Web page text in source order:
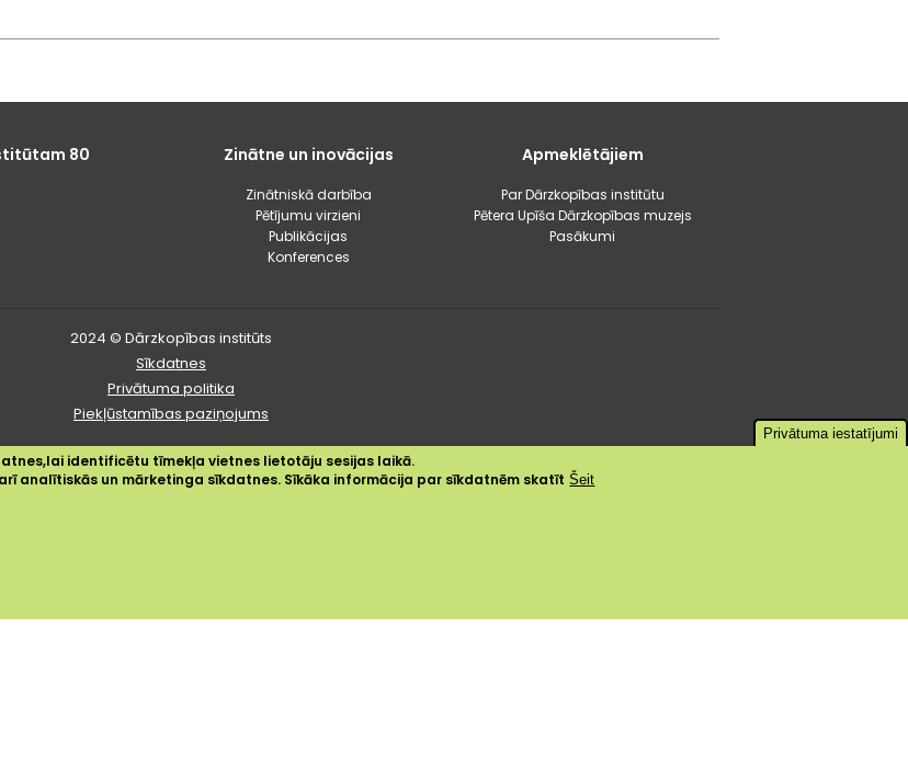
80 Zinātne un inovācijas
Zinātniskā darbība
Pētījumu virzieni
Publikācijas
Konferences
Apmeklētājiem
Par Dārzkopības institūtu
Pētera Upīša Dārzkopības muzejs
Pasākumi
2024 © Dārzkopības institūts
Sīkdatnes
Privātuma politika
Piekļūstamības paziņojums
Privātuma iestatījumi
identificētu tīmekļa vietnes lietotāju sesijas laikā.
analītiskās un mārketinga sīkdatnes. Sīkāka informācija par sīkdatnēm skatīt Šeit